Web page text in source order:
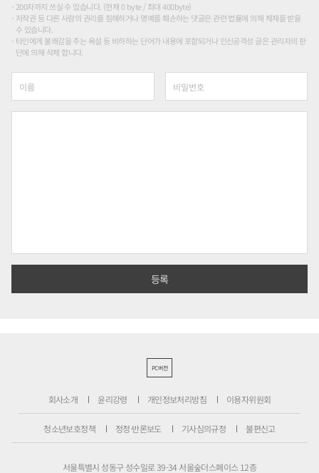
200자까지 쓰실 수 있습니다. (현재 0 byte / 최대 400byte)
저작권 등 다른 사람의 권리를 침해하거나 명예를 훼손하는 댓글은 관련 법률에 의해 제재를 받을
수 있습니다.
타인에게 불쾌감을 주는 욕설 등 비하하는 단어가 내용에 포함되거나 인신공격성 글은 관리자의 판
단에 의해 삭제 합니다.
PC버전
회사소개 윤리강령 개인정보처리방침 이용자위원회
청소년보호정책 정정·반론보도 기사심의규정 불편신고
서울특별시 성동구 성수일로 39-34 서울숲더스페이스 12층